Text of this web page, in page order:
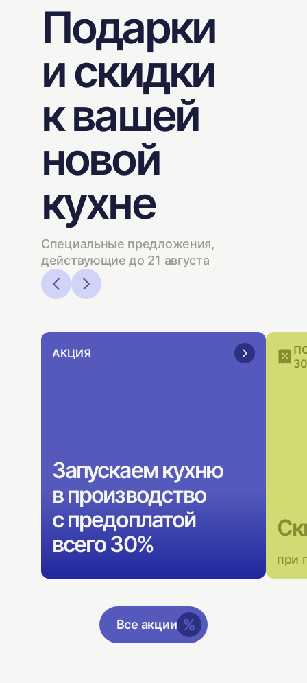
Подарки
и скидки
к вашей
новой
кухне
Специальные предложения,
действующие до 21 августа
АКЦИЯ
Запускаем кухню
в производство
с предоплатой
всего 30%
при
Все акции